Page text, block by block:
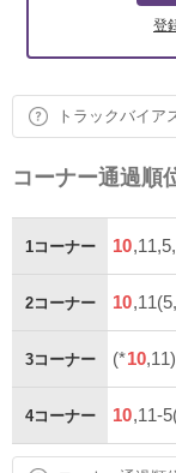
登
トラックバイア
コーナー通過順
1コーナー 10,11,5,
2コーナー 10,11(5,
3コーナー (*10
4コーナー 10,11-